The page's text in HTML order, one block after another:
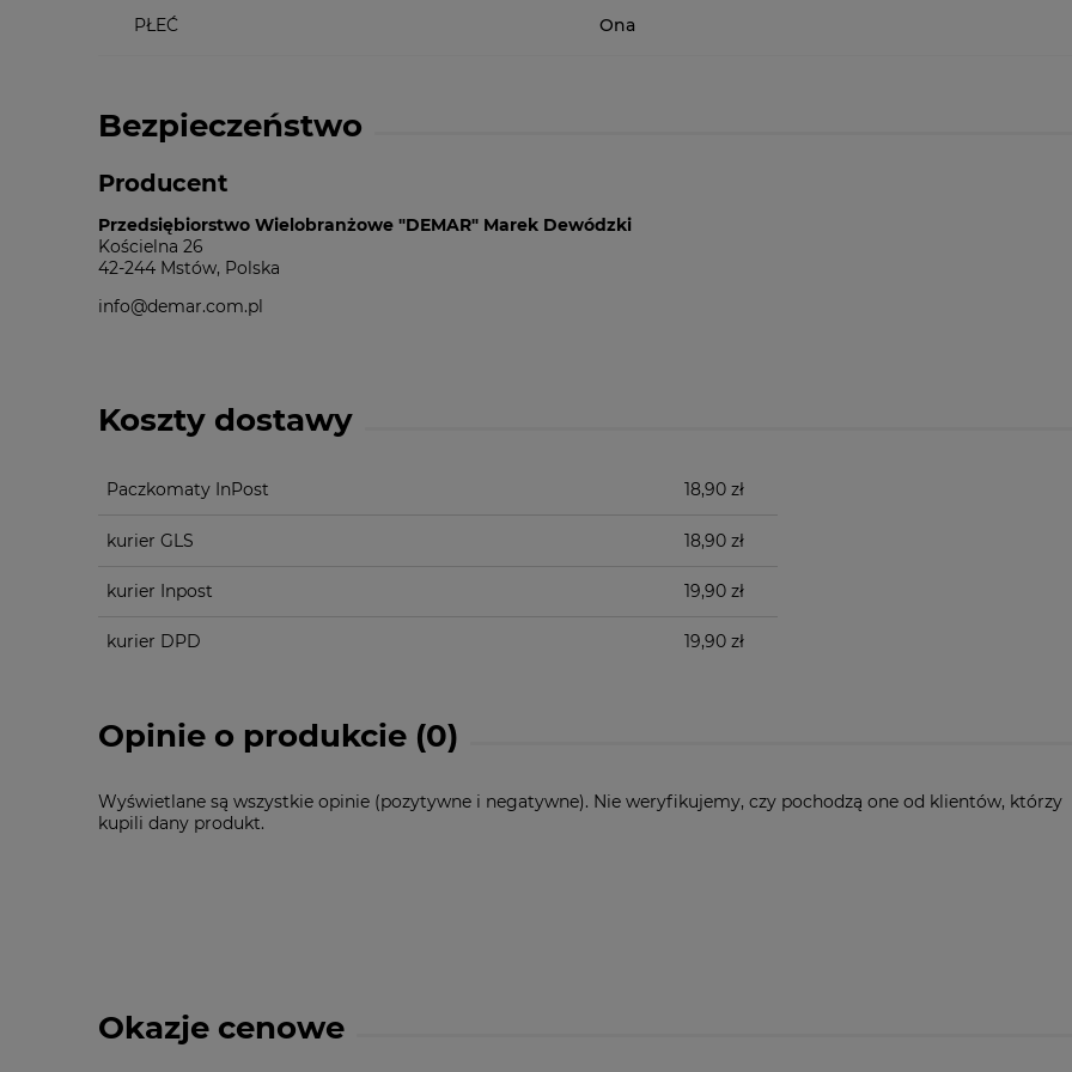
PŁEĆ Ona
Bezpieczeństwo
Producent
Przedsiębiorstwo Wielobranżowe "DEMAR" Marek Dewódzki
Kościelna 26
42-244 Mstów, Polska
info@demar.com.pl
Koszty dostawy
Paczkomaty InPost 18,90 zł
kurier GLS 18,90 zł
kurier Inpost 19,90 zł
kurier DPD 19,90 zł
Opinie o produkcie (0)
Wyświetlane są wszystkie opinie (pozytywne i negatywne). Nie weryfikujemy, czy pochodzą one od klientów, którzy
kupili dany produkt.
Okazje cenowe